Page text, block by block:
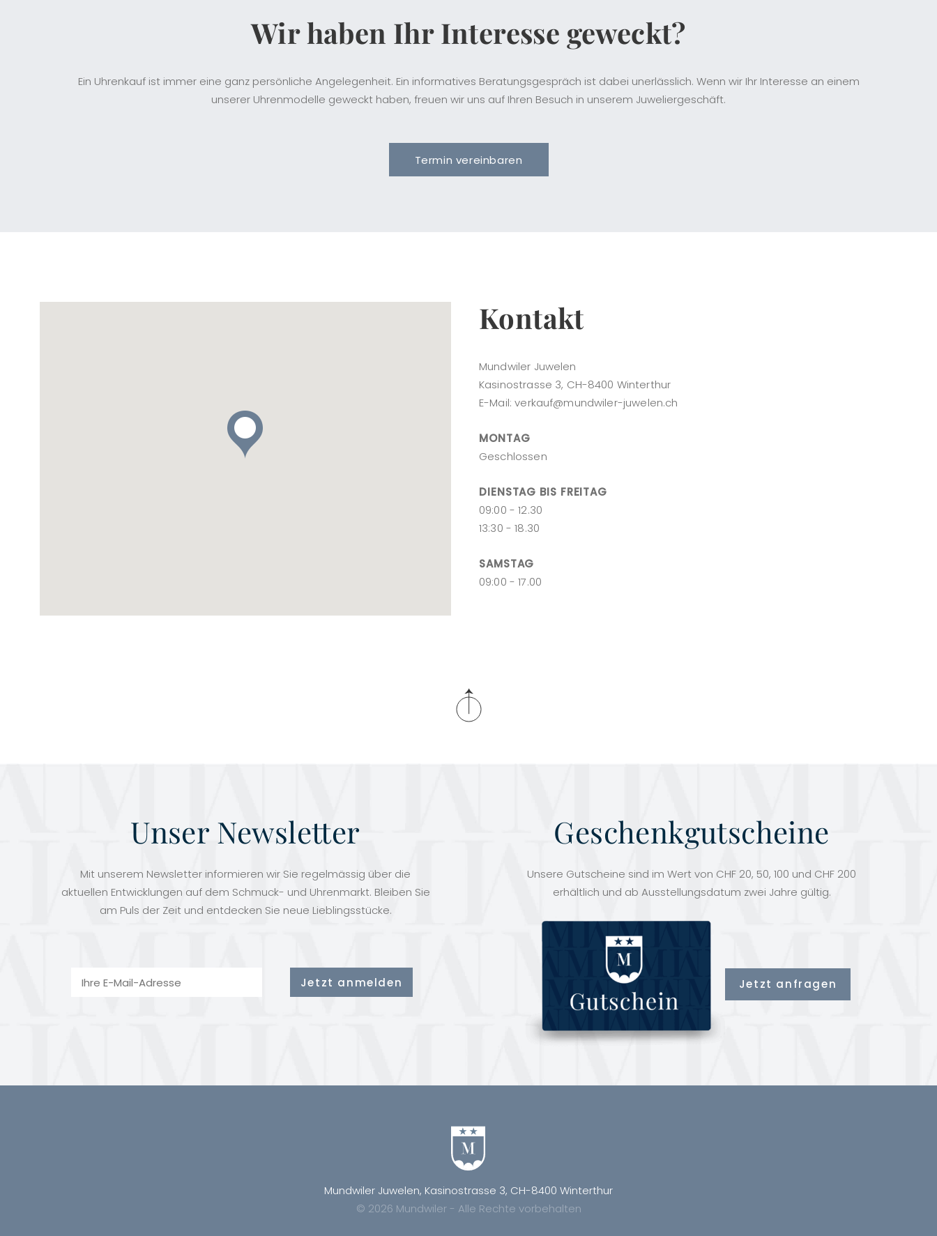
Wir haben Ihr Interesse geweckt?
Ein Uhrenkauf ist immer eine ganz persönliche Angelegenheit. Ein informatives Beratungsgespräch ist dabei unerlässlich. Wenn wir Ihr Interesse an einem
unserer Uhrenmodelle geweckt haben, freuen wir uns auf Ihren Besuch in unserem Juweliergeschäft.
Termin vereinbaren
Kontakt
Mundwiler Juwelen
Kasinostrasse 3, CH-8400 Winterthur
E-Mail:verkauf@mundwiler-juwelen.ch
MONTAG
Geschlossen
DIENSTAG BIS FREITAG
09:00 - 12.30
13:30 - 18.30
SAMSTAG
09:00 - 17.00
Unser Newsletter
Mit unserem Newsletter informieren wir Sie regelmässig über die
aktuellen Entwicklungen auf dem Schmuck- und Uhrenmarkt. Bleiben Sie
am Puls der Zeit und entdecken Sie neue Lieblingsstücke.
Geschenkgutscheine
Unsere Gutscheine sind im Wert von CHF 20, 50, 100 und CHF 200
erhältlich und ab Ausstellungsdatum zwei Jahre gültig.
Jetzt anfragen
Mundwiler Juwelen, Kasinostrasse 3, CH-8400 Winterthur
© 2026 Mundwiler - Alle Rechte vorbehalten